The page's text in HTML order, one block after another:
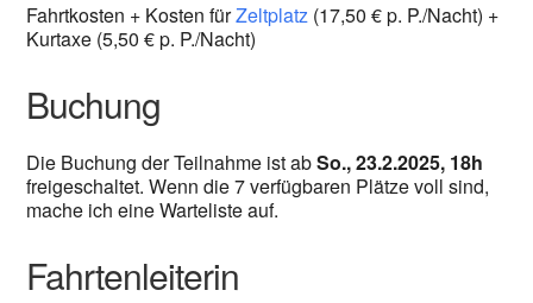
Fahrtkosten + Kosten fürZeltplatz (17,50 € p. P./Nacht) +
Kurtaxe (5,50 € p. P./Nacht)
Buchung
Die Buchung der Teilnahme ist abSo., 23.2.2025, 18h
freigeschaltet. Wenn die 7 verfügbaren Plätze voll sind,
mache ich eine Warteliste auf.
Fahrtenleiterin